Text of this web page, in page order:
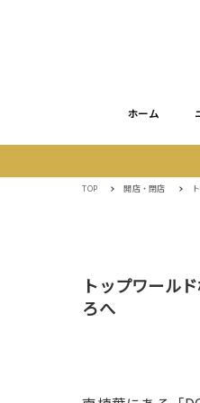
ホーム
TOP 開店・閉店
トップワール
ろへ